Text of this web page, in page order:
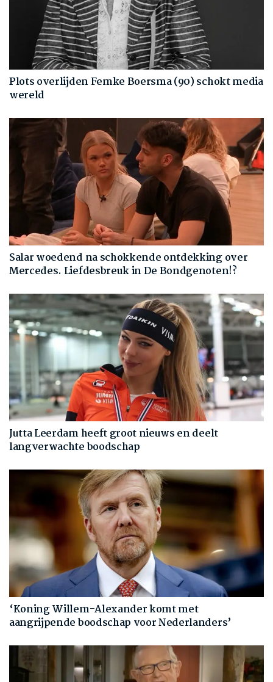
Plots overlijden Femke Boersma (90) schokt media
wereld
Salar woedend na schokkende ontdekking over
Mercedes. Liefdesbreuk in De Bondgenoten!?
Jutta Leerdam heeft groot nieuws en deelt
langverwachte boodschap
‘Koning Willem-Alexander komt met
aangrijpende boodschap voor Nederlanders’